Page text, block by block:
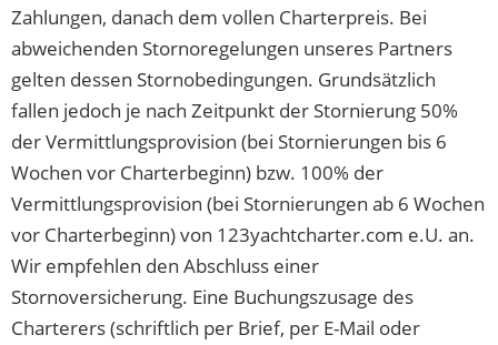
Zahlungen, danach dem vollen Charterpreis. Bei
abweichenden Stornoregelungen unseres Partners
gelten dessen Stornobedingungen. Grundsätzlich
fallen jedoch je nach Zeitpunkt der Stornierung 50%
der Vermittlungsprovision (bei Stornierungen bis 6
Wochen vor Charterbeginn) bzw. 100% der
Vermittlungsprovision (bei Stornierungen ab 6 Wochen
vor Charterbeginn) von 123yachtcharter.com e.U. an.
Wir empfehlen den Abschluss einer
Stornoversicherung. Eine Buchungszusage des
Charterers (schriftlich per Brief, per E-Mail oder